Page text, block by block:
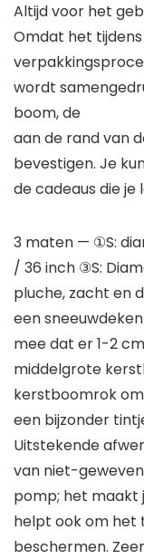
Altijd voor het
Omdat het
wordt
boom, de
aan de rand van
bevestigen. Je
de cadeaus die
3 maten — ①S:
/ 36 inch ③S:
pluche, zacht en
een
mee dat er 1-2
middelgrote
kerstboomrok
een bijzonder
Uitstekende
van niet-
pomp; het maakt
helpt ook om het
beschermen.